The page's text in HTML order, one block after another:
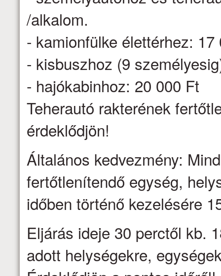
/alkalom.
- kamionfülke élettérhez: 17
- kisbuszhoz (9
- hajókabinhoz: 20 000 Ft
Teherautó rakterének
érdeklődjön!
Általános kedvezmény:
fertőtlenítendő egység,
időben történő kezelésére
Eljárás ideje 30 perctől kb.
adott helységekre,